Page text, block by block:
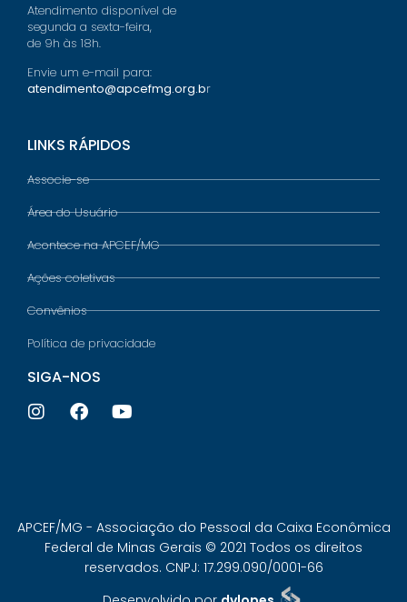
Atendimento disponível de
segunda a sexta-feira,
de 9h às 18h.
Envie um e-mail para:
atendimento@apcefmg.org.br
LINKS RÁPIDOS
Associe-se
Área do Usuário
Acontece na APCEF/MG
Ações coletivas
Convênios
Política de privacidade
SIGA-NOS
APCEF/MG - Associação do Pessoal da Caixa Econômica
Federal de Minas Gerais © 2021 Todos os direitos
reservados. CNPJ: 17.299.090/0001-66